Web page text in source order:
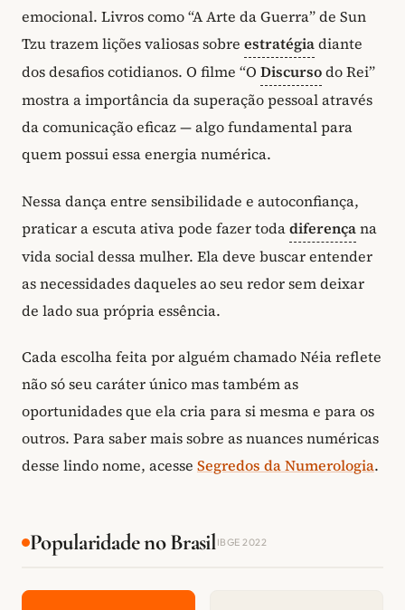
emocional. Livros como “A Arte da Guerra” de Sun
Tzu trazem lições valiosas sobre estratégiadiante
dos desafios cotidianos. O filme “O Discursodo Rei”
mostra a importância da superação pessoal através
da comunicação eficaz — algo fundamental para
quem possui essa energia numérica.
Nessa dança entre sensibilidade e autoconfiança,
praticar a escuta ativa pode fazer todadiferençana
vida social dessa mulher. Ela deve buscar entender
as necessidades daqueles ao seu redor sem deixar
de lado sua própria essência.
Cada escolha feita por alguém chamado Néia reflete
não só seu caráter único mas também as
oportunidades que ela cria para si mesma e para os
outros. Para saber mais sobre as nuances numéricas
desse lindo nome, acesse Segredos da Numerologia.
Popularidade no BrasilIBGE 2022